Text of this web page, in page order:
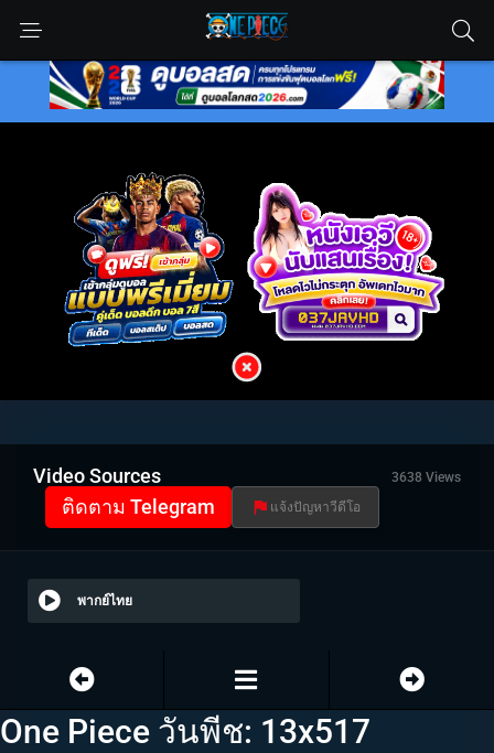
Video Sources 3638 Views
ติดตาม Telegram แจ้งปัญหาวีดีโอ
พากย์ไทย
One Piece วันพีช: 13x517